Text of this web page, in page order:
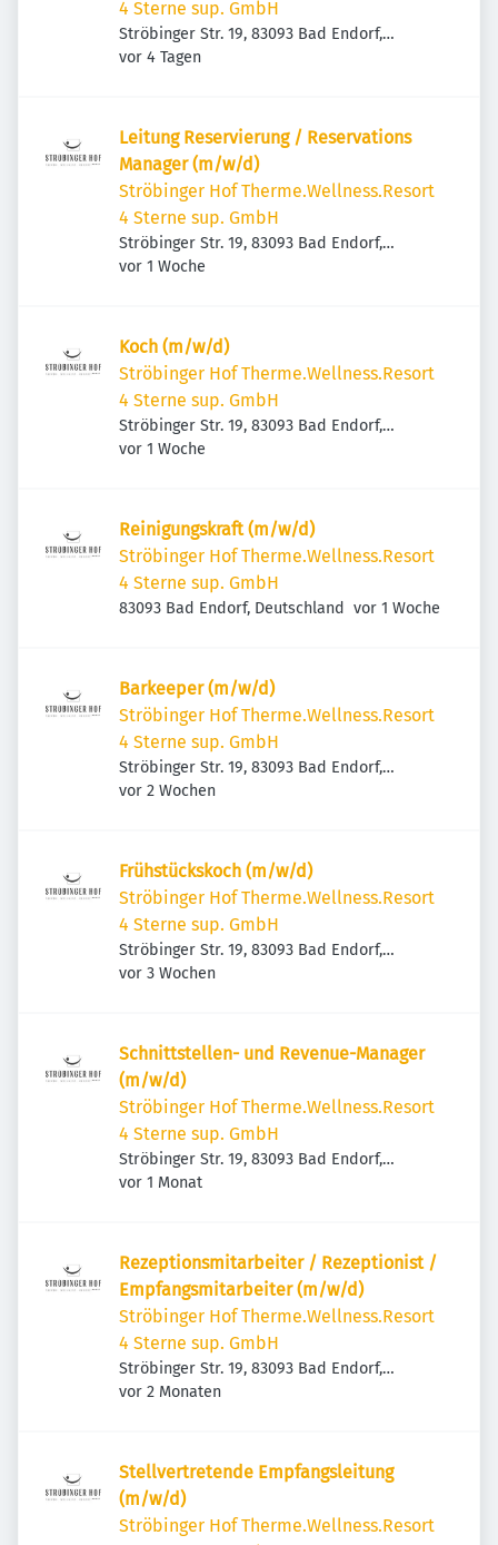
4 Sterne sup. GmbH
Ströbinger Str. 19, 83093 Bad Endorf,
Deutschland
Veröffentlicht
vor 4 Tagen
Leitung Reservierung / Reservations
Manager (m/w/d)
Ströbinger Hof Therme.Wellness.Resort
4 Sterne sup. GmbH
Ströbinger Str. 19, 83093 Bad Endorf,
Deutschland
Veröffentlicht
vor 1 Woche
Koch (m/w/d)
Ströbinger Hof Therme.Wellness.Resort
4 Sterne sup. GmbH
Ströbinger Str. 19, 83093 Bad Endorf,
Deutschland
Veröffentlicht
vor 1 Woche
Reinigungskraft (m/w/d)
Ströbinger Hof Therme.Wellness.Resort
4 Sterne sup. GmbH
83093 Bad Endorf, Deutschland Veröffentlicht
vor 1 Woche
Barkeeper (m/w/d)
Ströbinger Hof Therme.Wellness.Resort
4 Sterne sup. GmbH
Ströbinger Str. 19, 83093 Bad Endorf,
Deutschland
Veröffentlicht
vor 2 Wochen
Frühstückskoch (m/w/d)
Ströbinger Hof Therme.Wellness.Resort
4 Sterne sup. GmbH
Ströbinger Str. 19, 83093 Bad Endorf,
Deutschland
Veröffentlicht
vor 3 Wochen
Schnittstellen- und Revenue-Manager
(m/w/d)
Ströbinger Hof Therme.Wellness.Resort
4 Sterne sup. GmbH
Ströbinger Str. 19, 83093 Bad Endorf,
Deutschland
Veröffentlicht
vor 1 Monat
Rezeptionsmitarbeiter / Rezeptionist /
Empfangsmitarbeiter (m/w/d)
Ströbinger Hof Therme.Wellness.Resort
4 Sterne sup. GmbH
Ströbinger Str. 19, 83093 Bad Endorf,
Deutschland
Veröffentlicht:
vor 2 Monaten
Stellvertretende Empfangsleitung
(m/w/d)
Ströbinger Hof Therme.Wellness.Resort